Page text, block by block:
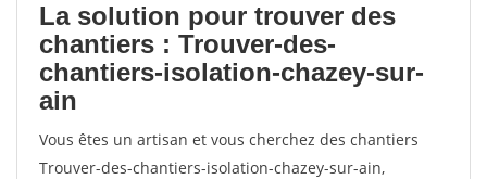
La solution pour trouver des
chantiers : Trouver-des-
chantiers-isolation-chazey-sur-
ain
Vous êtes un artisan et vous cherchez des chantiers
Trouver-des-chantiers-isolation-chazey-sur-ain,